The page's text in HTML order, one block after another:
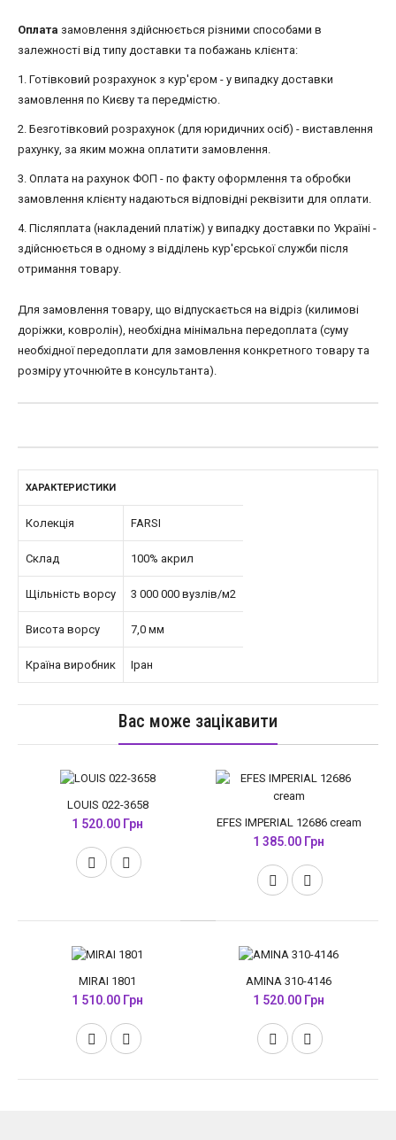
Оплата замовлення здійснюється різними способами в
залежності від типу доставки та побажань клієнта:
1. Готівковий розрахунок з кур'єром - у випадку доставки
замовлення по Києву та передмістю.
2. Безготівковий розрахунок (для юридичних осіб) - виставлення
рахунку, за яким можна оплатити замовлення.
3. Оплата на рахунок ФОП - по факту оформлення та обробки
замовлення клієнту надаються відповідні реквізити для оплати.
4. Післяплата (накладений платіж) у випадку доставки по Україні -
здійснюється в одному з відділень кур'єрської служби після
отримання товару.
Для замовлення товару, що відпускається на відріз (килимові
доріжки, ковролін), необхідна мінімальна передоплата (суму
необхідної передоплати для замовлення конкретного товару та
розміру уточнюйте в консультанта).
ХАРАКТЕРИСТИКИ
Колекція FARSI
Склад 100% акрил
Щільність ворсу 3 000 000 вузлів/м2
Висота ворсу 7,0 мм
Країна виробник Іран
Вас може зацікавити
LOUIS 022-3658
1 520.00 Грн EFES IMPERIAL 12686 cream
1 385.00 Грн
MIRAI 1801
1 510.00 Грн
AMINA 310-4146
1 520.00 Грн